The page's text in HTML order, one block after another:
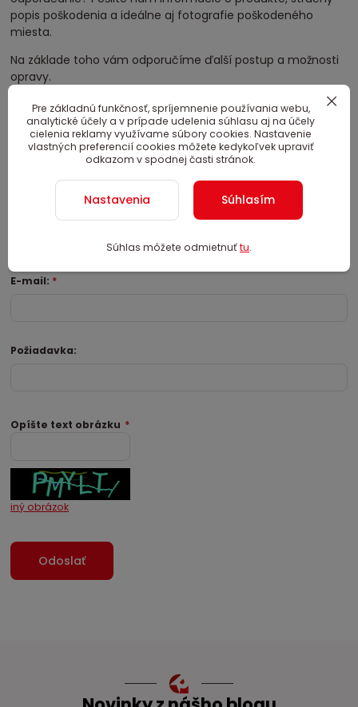
popis poškodenia a ideálne aj fotografie poškodeného
miesta.
Na základe toho vám odporučíme ďalší postup a možnosti
opravy.
servis@nafukovaciareklama.sk
+421 918 986 319
Kontaktujte nás - servis
nafukovacej reklamy:
E-mail: *
Požiadavka:
Opíšte text obrázku *
iný obrázok
Pre základnú funkčnosť, spríjemnenie používania webu,
analytické účely a v prípade udelenia súhlasu aj na účely
cielenia reklamy využívame súbory cookies. Nastavenie
vlastných preferencií cookies môžete kedykoľvek upraviť
odkazom v spodnej časti stránok.
Nastavenia Súhlasím
Súhlas môžete odmietnuťtu.